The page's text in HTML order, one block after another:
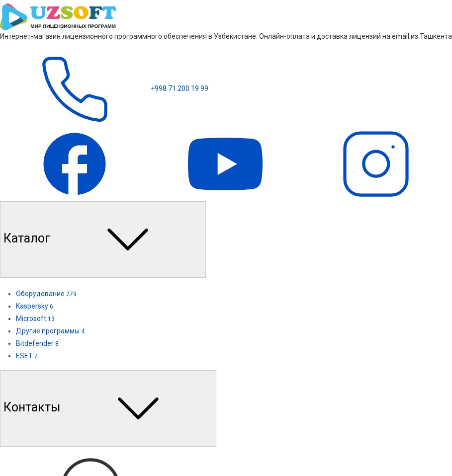
Интернет-магазин лицензионного программного обеспечения в Узбекистане. Онлайн-оплата и доставка лицензий на email из Ташкента.
+998 71 200 19 99
Каталог
Оборудование 279
Kaspersky 6
Microsoft 13
Другие программы 4
Bitdefender 8
ESET 7
Контакты